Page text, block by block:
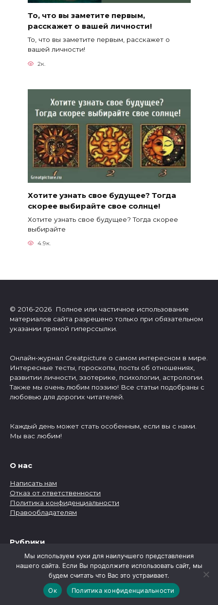
То, что вы заметите первым,
расскажет о вашей личности!
То, что вы заметите первым, расскажет о
вашей личности!
2к.
Хотите узнать свое будущее? Тогда
скорее выбирайте свое солнце!
Хотите узнать свое будущее? Тогда скорее
выбирайте
4.9к.
© 2016-2026 Полное или частичное использование
материалов сайта разрешено только при обязательном
указании прямой гиперссылки.
Онлайн-журнал Greatpicture о самом интересном в мире.
Интересные тесты, гороскопы, посты об отношениях,
развитии личности, эзотерике, психологии, астрологии.
Также мы очень любим поэзию! Все статьи подобраны с
любовью для дорогих читателей.
Каждый день может стать особенным, если вы с нами.
Мы вас любим!
О нас
Написать нам
Отказ от ответственности
Политика конфиденциальности
Правообладателям
Рубрики
Рубрики
Мы используем куки для наилучшего представления
нашего сайта. Если Вы продолжите использовать сайт, мы
будем считать что Вас это устраивает.
Ок
Политика конфиденциальности